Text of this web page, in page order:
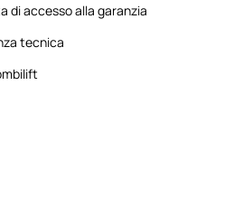
di accesso alla garanzia
tecnica